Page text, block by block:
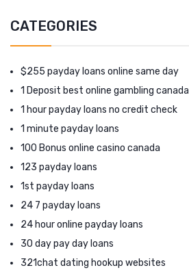
CATEGORIES
$255 payday loans online same day
1 Deposit best online gambling canada
1 hour payday loans no credit check
1 minute payday loans
100 Bonus online casino canada
123 payday loans
1st payday loans
24 7 payday loans
24 hour online payday loans
30 day pay day loans
321chat dating hookup websites